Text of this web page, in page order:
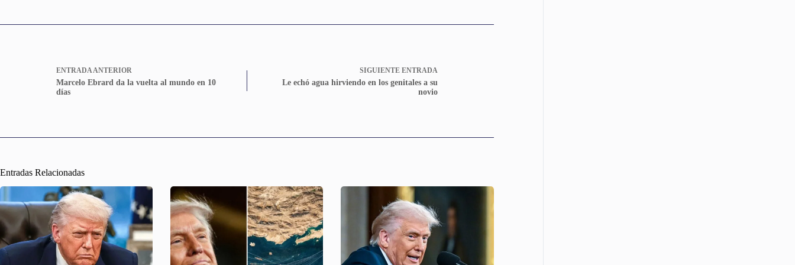
ENTRADAANTERIOR
Marcelo Ebrard da la vuelta al mundo en 10
días
SIGUIENTE ENTRADA
Le echó agua hirviendo en los genitales a su
novio
Entradas Relacionadas